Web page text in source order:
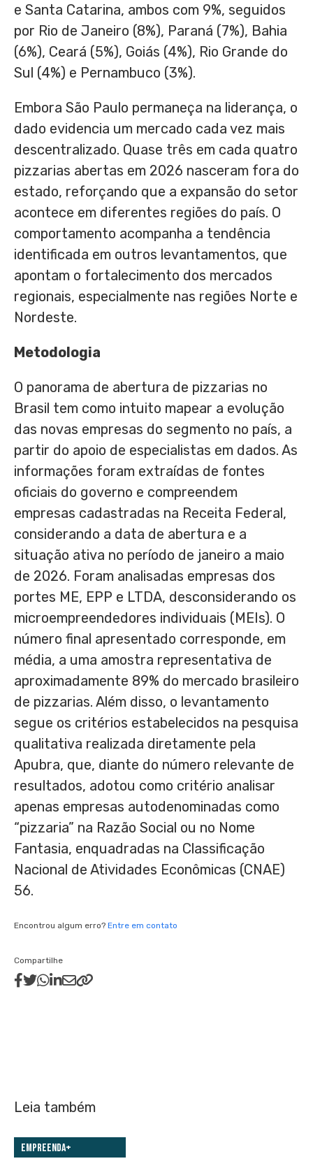
e Santa Catarina, ambos com 9%, seguidos
por Rio de Janeiro (8%), Paraná (7%), Bahia
(6%), Ceará (5%), Goiás (4%), Rio Grande do
Sul (4%) e Pernambuco (3%).
Embora São Paulo permaneça na liderança, o
dado evidencia um mercado cada vez mais
descentralizado. Quase três em cada quatro
pizzarias abertas em 2026 nasceram fora do
estado, reforçando que a expansão do setor
acontece em diferentes regiões do país. O
comportamento acompanha a tendência
identificada em outros levantamentos, que
apontam o fortalecimento dos mercados
regionais, especialmente nas regiões Norte e
Nordeste.
Metodologia
O panorama de abertura de pizzarias no
Brasil tem como intuito mapear a evolução
das novas empresas do segmento no país, a
partir do apoio de especialistas em dados. As
informações foram extraídas de fontes
oficiais do governo e compreendem
empresas cadastradas na Receita Federal,
considerando a data de abertura e a
situação ativa no período de janeiro a maio
de 2026. Foram analisadas empresas dos
portes ME, EPP e LTDA, desconsiderando os
microempreendedores individuais (MEIs). O
número final apresentado corresponde, em
média, a uma amostra representativa de
aproximadamente 89% do mercado brasileiro
de pizzarias. Além disso, o levantamento
segue os critérios estabelecidos na pesquisa
qualitativa realizada diretamente pela
Apubra, que, diante do número relevante de
resultados, adotou como critério analisar
apenas empresas autodenominadas como
“pizzaria” na Razão Social ou no Nome
Fantasia, enquadradas na Classificação
Nacional de Atividades Econômicas (CNAE)
56.
Encontrou algum erro? Entre em contato
Compartilhe
Leia também
Empreenda+